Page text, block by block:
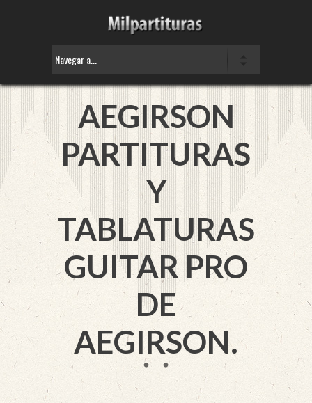
AEGIRSON
PARTITURAS
Y
TABLATURAS
GUITAR PRO
DE
AEGIRSON.